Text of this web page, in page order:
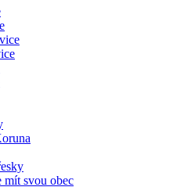
mít svou obec